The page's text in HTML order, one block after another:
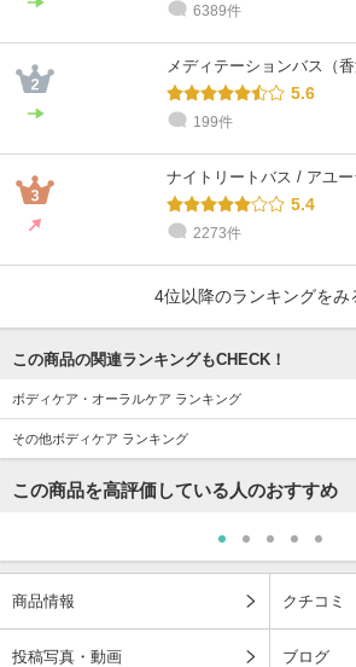
敏感
混合
狩谷
乾燥
6389件
メディテーションバス（
5.6
199件
ナイトリートバス / アユー
5.4
2273件
4位以降のランキングをみ
この商品の関連ランキングもCHECK！
ボディケア・オーラルケア ランキング
その他ボディケア ランキング
この商品を高評価している人のおすすめ
商品情報 クチコミ
投稿写真・動画 ブログ